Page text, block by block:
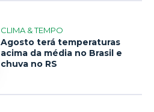
CLIMA & TEMPO
Agosto terá temperaturas
acima da média no Brasil e
chuva no RS